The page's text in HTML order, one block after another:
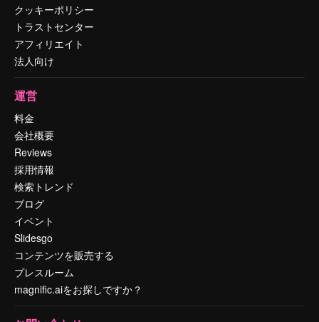
クッキーポリシー
トラストセンター
アフィリエイト
法人向け
運営
料金
会社概要
Reviews
採用情報
検索トレンド
ブログ
イベント
Slidesgo
コンテンツを販売する
プレスルーム
magnific.aiをお探しですか？